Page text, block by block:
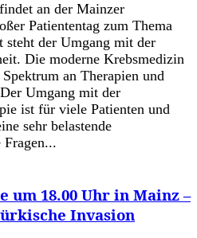
an der Mainzer
Patiententag zum Thema
der Umgang mit der
Die moderne Krebsmedizin
an Therapien und
Umgang mit der
ist für viele Patienten und
sehr belastende
um 18.00 Uhr in Mainz –
Invasion